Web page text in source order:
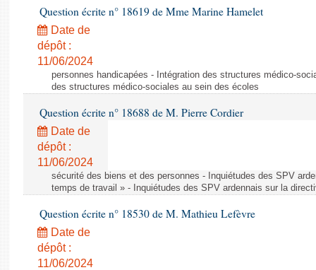
Question écrite n° 18619 de Mme Marine Hamelet
Date de
dépôt :
11/06/2024
personnes handicapées - Intégration des structures médico-
des structures médico-sociales au sein des écoles
Question écrite n° 18688 de M. Pierre Cordier
Date de
dépôt :
11/06/2024
sécurité des biens et des personnes - Inquiétudes des SPV
temps de travail » - Inquiétudes des SPV ardennais sur la
Question écrite n° 18530 de M. Mathieu Lefèvre
Date de
dépôt :
11/06/2024